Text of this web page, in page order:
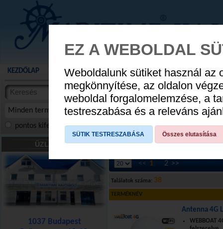
AUGUSZTUS
KEZDŐLAP AKCIÓS TERMÉKEK WEBÁRUHÁZ HÍREK
Minden termék
termékekben
cikkekben
pontos kifejezés összes szóra szóra, szótöredék
ÜZLETÜNK
1037 Budapest
TV,audio, antenna»Antenna
<< 1 2 >>
Találatok száma: 38
TERMÉKNÉV
Antenna 4G
WEBBOAT
EZ A WEBOLDAL
Weboldalunk sütiket használ az
megkönnyítése, az oldalon
weboldal forgalomelemzése, a
testreszabása és a releváns
SÜTIK TESTRESZABÁSA Összes elutasítása